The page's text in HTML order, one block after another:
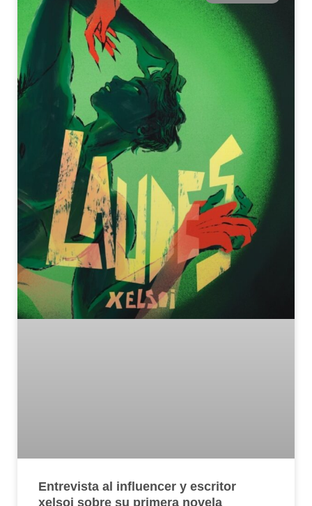
Entrevista al influencer y escritor
xelsoi sobre su primera novela